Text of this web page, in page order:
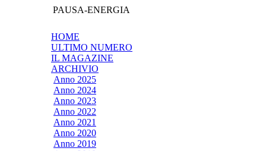
PAUSA-ENERGIA
HOME
ULTIMO NUMERO
IL MAGAZINE
ARCHIVIO
Anno 2025
Anno 2024
Anno 2023
Anno 2022
Anno 2021
Anno 2020
Anno 2019